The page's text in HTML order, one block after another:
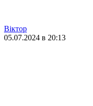
Віктор
05.07.2024 в 20:13